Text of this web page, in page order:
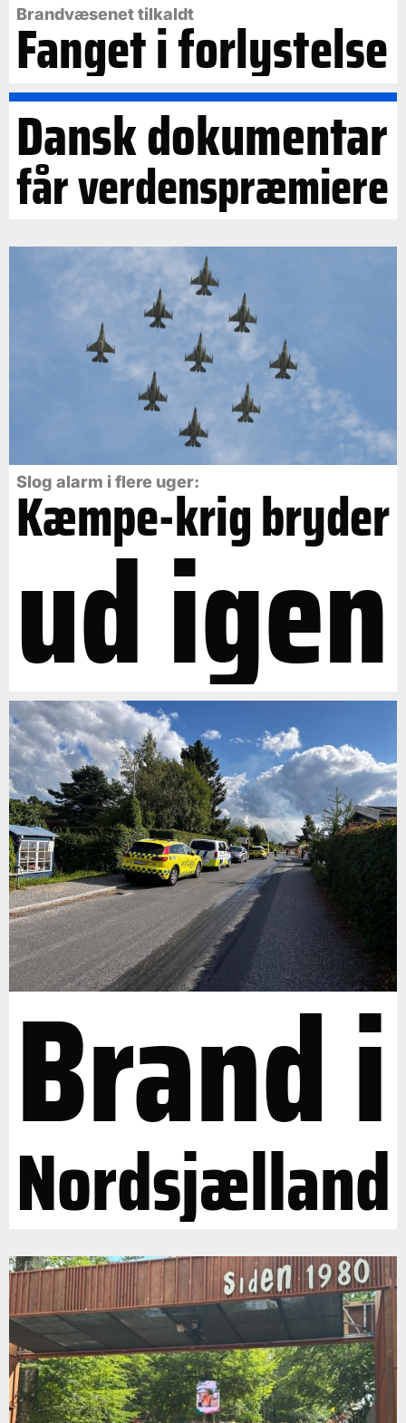
Brandvæsenet tilkaldt
Fanget i forlystelse
Dansk dokumentar
får verdenspræmiere
Slog alarm i flere uger:
Kæmpe-krig bryder
ud igen
Brand i
Nordsjælland